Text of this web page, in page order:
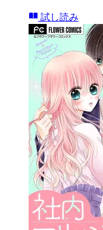
試し読み